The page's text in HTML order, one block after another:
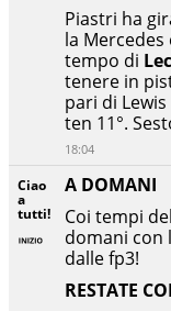
Ciao
a
tutti!
A DOMANI
Coi tempi
domani con
dalle fp3!
RESTATE
Piastri ha
la Mercedes
tempo di
tenere in
pari di Lewis
ten 11°.
18:04